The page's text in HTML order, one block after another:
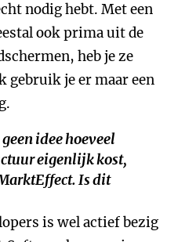
nodig hebt. Met een
ook prima uit de
heb je ze
gebruik je er maar een
idee hoeveel
eigenlijk kost,
Is dit
is wel actief bezig